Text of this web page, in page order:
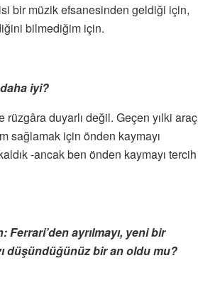
bir müzik efsanesinden geldiği için,
bilmediğim için.
iyi?
rüzgâra duyarlı değil. Geçen yılki araç
sağlamak için önden kaymayı
-ancak ben önden kaymayı tercih
ayrılmayı, yeni bir
düşündüğünüz bir an oldu mu?